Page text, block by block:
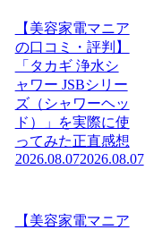
【美容家電マニア
の口コミ・評判】
「タカギ 浄水シ
ャワー JSBシリー
ズ（シャワーヘッ
ド）」を実際に使
ってみた正直感想
2026.08.072026.08.07
【美容家電マニア